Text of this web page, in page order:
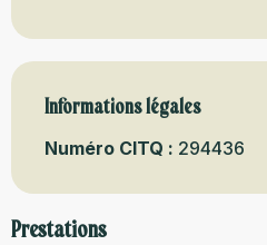
Informations légales
Informations légales
Numéro CITQ : 294436
Prestations